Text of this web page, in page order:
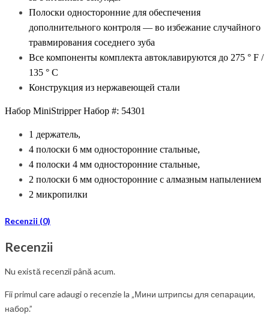
Полоски односторонние для обеспечения
дополнительного контроля — во избежание случайного
травмирования соседнего зуба
Все компоненты комплекта автоклавируются до 275 ° F /
135 ° C
Конструкция из нержавеющей стали
Набор MiniStripper Набор #: 54301
1 держатель,
4 полоски 6 мм односторонние стальные,
4 полоски 4 мм односторонние стальные,
2 полоски 6 мм односторонние с алмазным напылением
2 микропилки
Recenzii (0)
Recenzii
Nu există recenzii până acum.
Fii primul care adaugi o recenzie la „Мини штрипсы для сепарации,
набор.”